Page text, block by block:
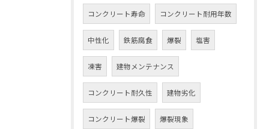
コンクリート寿命 コンクリート耐用年数
中性化 鉄筋腐食 爆裂 塩害
凍害 建物メンテナンス
コンクリート耐久性 建物劣化
コンクリート爆裂 爆裂現象